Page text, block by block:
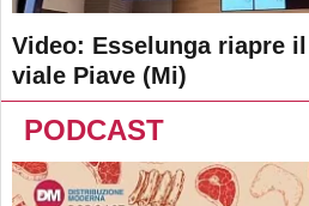
Video: Esselunga riapre
viale Piave (Mi)
PODCAST